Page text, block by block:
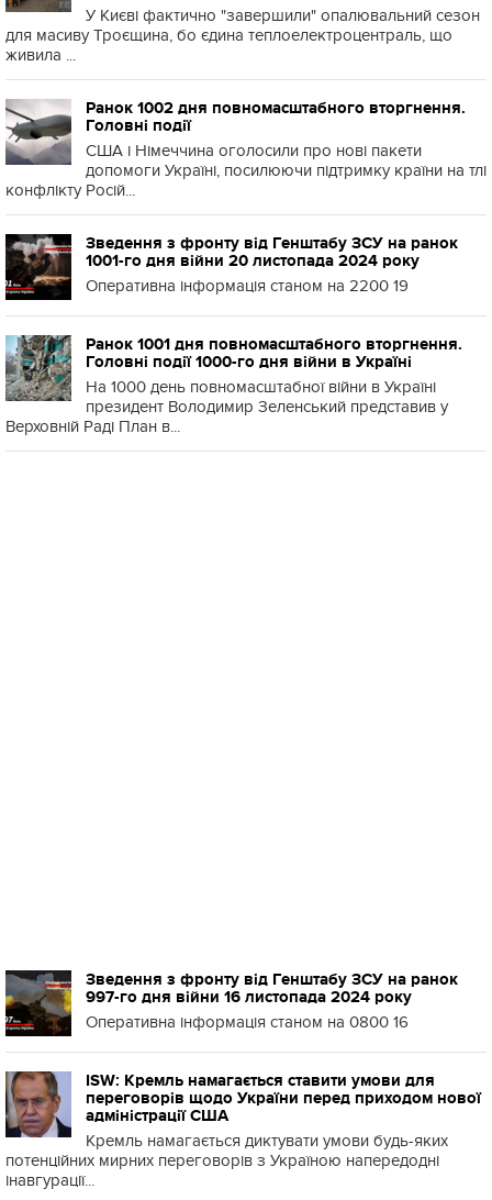
У Києві фактично "завершили" опалювальний сезон
для масиву Троєщина, бо єдина теплоелектроцентраль, що
живила ...
Ранок 1002 дня повномасштабного вторгнення.
Головні події
США і Німеччина оголосили про нові пакети
допомоги Україні, посилюючи підтримку країни на тлі
конфлікту Росій...
Зведення з фронту від Генштабу ЗСУ на ранок
1001-го дня війни 20 листопада 2024 року
Оперативна інформація станом на 2200 19
Ранок 1001 дня повномасштабного вторгнення.
Головні події 1000-го дня війни в Україні
На 1000 день повномасштабної війни в Україні
президент Володимир Зеленський представив у
Верховній Раді План в...
Зведення з фронту від Генштабу ЗСУ на ранок
997-го дня війни 16 листопада 2024 року
Оперативна інформація станом на 0800 16
ISW: Кремль намагається ставити умови для
переговорів щодо України перед приходом нової
адміністрації США
Кремль намагається диктувати умови будь-яких
потенційних мирних переговорів з Україною напередодні
інавгурації...